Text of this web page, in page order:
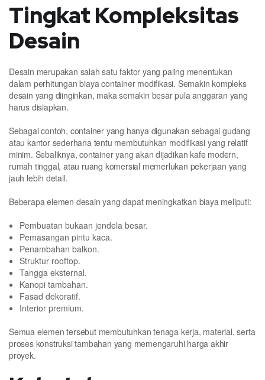
Tingkat Kompleksitas
Desain
Desain merupakan salah satu faktor yang paling menentukan
dalam perhitungan biaya container modifikasi. Semakin kompleks
desain yang diinginkan, maka semakin besar pula anggaran yang
harus disiapkan.
Sebagai contoh, container yang hanya digunakan sebagai gudang
atau kantor sederhana tentu membutuhkan modifikasi yang relatif
minim. Sebaliknya, container yang akan dijadikan kafe modern,
rumah tinggal, atau ruang komersial memerlukan pekerjaan yang
jauh lebih detail.
Beberapa elemen desain yang dapat meningkatkan biaya meliputi:
Pembuatan bukaan jendela besar.
Pemasangan pintu kaca.
Penambahan balkon.
Struktur rooftop.
Tangga eksternal.
Kanopi tambahan.
Fasad dekoratif.
Interior premium.
Semua elemen tersebut membutuhkan tenaga kerja, material, serta
proses konstruksi tambahan yang memengaruhi harga akhir
proyek.